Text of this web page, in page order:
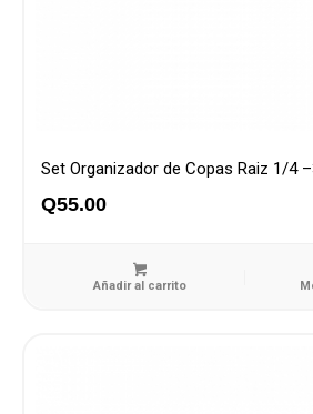
Set Organizador de Copas Raiz 1/4
Q55.00
Añadir al carrito